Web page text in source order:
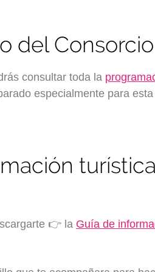
del
consultar toda la
especialmente para
👉 la Guía de